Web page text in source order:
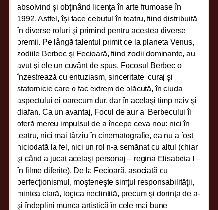
absolvind şi obţinând licenţa în arte frumoase în
1992. Astfel, îşi face debutul în teatru, fiind distribuită
în diverse roluri şi primind pentru acestea diverse
premii. Pe lângă talentul primit de la planeta Venus,
zodiile Berbec şi Fecioară, fiind zodii dominante, au
avut şi ele un cuvânt de spus. Focosul Berbec o
înzestrează cu entuziasm, sinceritate, curaj şi
statornicie care o fac extrem de plăcută, în ciuda
aspectului ei oarecum dur, dar în acelaşi timp naiv şi
diafan. Ca un avantaj, Focul de aur al Berbecului îi
oferă mereu impulsul de a începe ceva nou: nici în
teatru, nici mai târziu în cinematografie, ea nu a fost
niciodată la fel, nici un rol n-a semănat cu altul (chiar
şi când a jucat acelaşi personaj – regina Elisabeta I –
în filme diferite). De la Fecioară, asociată cu
perfecţionismul, moşteneşte simţul responsabilităţii,
mintea clară, logica neclintită, precum şi dorinţa de a-
şi îndeplini munca artistică în cele mai bune